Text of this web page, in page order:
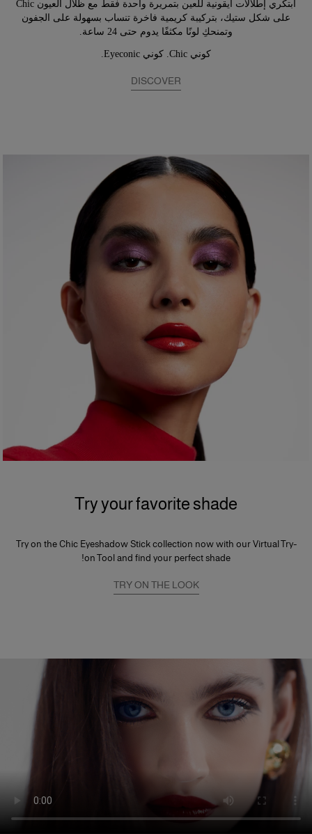
ابتكري إطلالات أيقونية للعين بتمريرة واحدة فقط مع ظلال العيون Chic
على شكل ستيك، بتركيبة كريمية فاخرة تنساب بسهولة على الجفون
وتمنحكِ لونًا مكثفًا يدوم حتى 24 ساعة.
كوني Chic. كوني Eyeconic.
DISCOVER
Try your favorite shade
Try on the Chic Eyeshadow Stick collection now with our Virtual Try-
on Tool and find your perfect shade!
TRY ON THE LOOK